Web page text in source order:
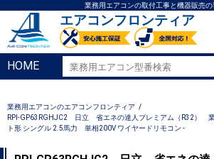
業務用エアコンの取付工事と機器販売の
エアコンフロンティア
HOME
業務用エアコンのエアコンフロンティア
RPI-GP63RGHJC2 日立 省エネの達人プレミアム（R32）
ト形 シングル 2.5馬力 単相200V ワイヤードリモコン -